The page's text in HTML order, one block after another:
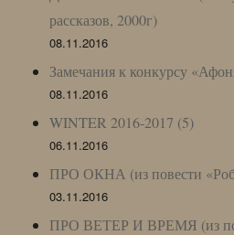
рассказов, 2000г)
08.11.2016
Замечания к конкурсу
08.11.2016
WINTER 2016-2017 (5)
06.11.2016
ПРО ОКНА (из повести
03.11.2016
ПРО ВЕТЕР И ВРЕМЯ (из